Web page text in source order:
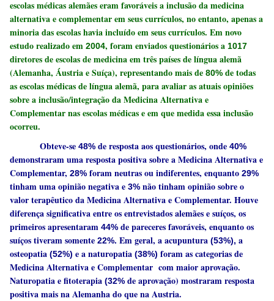
escolas médicas alemães eram favoráveis a inclusão da medicina
alternativa e complementar em seus currículos, no entanto, apenas a
minoria das escolas havia incluído em seus currículos. Em novo
estudo realizado em2004, foram enviados questionários a1017
diretores de escolas de medicina em três países de língua alemã
(Alemanha, Áustria e Suíça), representando mais de80%de todas
as escolas médicas de língua alemã, para avaliar as atuais opiniões
sobre a inclusão/integração da Medicina Alternativa e
Complementar nas escolas médicas e em que medida essa inclusão
ocorreu.
Obteve-se48%de resposta aos questionários, onde40%
demonstraram uma resposta positiva sobre a Medicina Alternativa e
Complementar,28% foram neutras ou indiferentes, enquanto29%
tinham uma opinião negativa e3% não tinham opinião sobre o
valor terapêutico da Medicina Alternativa e Complementar. Houve
diferença significativa entre os entrevistados alemães e suíços, os
primeiros apresentaram44% de pareceres favoráveis, enquanto os
suíços tiveram somente22%. Em geral, a acupuntura (53%), a
osteopatia(52%) e a naturopatia(38%)foram as categorias de
Medicina Alternativa e Complementar com maior aprovação.
Naturopatia e fitoterapia (32%de aprovação) mostraram resposta
positiva mais na Alemanha do que na Austria.